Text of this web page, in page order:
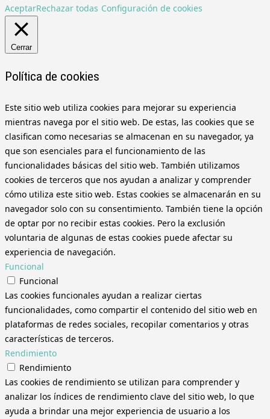
AceptarRechazar todas Configuración de cookies
Cerrar
Política de cookies
Este sitio web utiliza cookies para mejorar su experiencia
mientras navega por el sitio web. De estas, las cookies que se
clasifican como necesarias se almacenan en su navegador, ya
que son esenciales para el funcionamiento de las
funcionalidades básicas del sitio web. También utilizamos
cookies de terceros que nos ayudan a analizar y comprender
cómo utiliza este sitio web. Estas cookies se almacenarán en su
navegador solo con su consentimiento. También tiene la opción
de optar por no recibir estas cookies. Pero la exclusión
voluntaria de algunas de estas cookies puede afectar su
experiencia de navegación.
Funcional
Funcional
Las cookies funcionales ayudan a realizar ciertas
funcionalidades, como compartir el contenido del sitio web en
plataformas de redes sociales, recopilar comentarios y otras
características de terceros.
Rendimiento
Rendimiento
Las cookies de rendimiento se utilizan para comprender y
analizar los índices de rendimiento clave del sitio web, lo que
ayuda a brindar una mejor experiencia de usuario a los